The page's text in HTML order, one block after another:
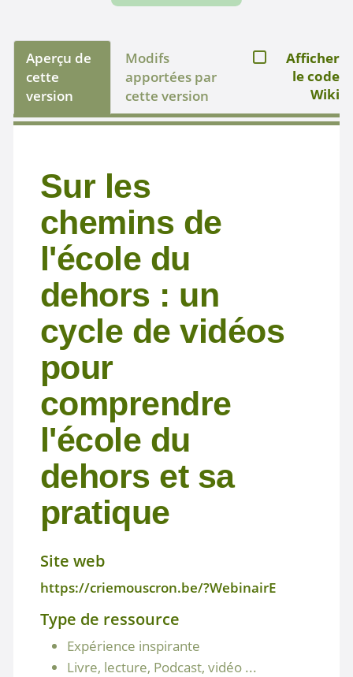
Aperçu de
cette
version
Modifs
apportées par
cette version
Afficher
le code
Wiki
Sur les
chemins de
l'école du
dehors : un
cycle de vidéos
pour
comprendre
l'école du
dehors et sa
pratique
Site web
https://criemouscron.be/?WebinairE
Type de ressource
Expérience inspirante
Livre, lecture, Podcast, vidéo ...